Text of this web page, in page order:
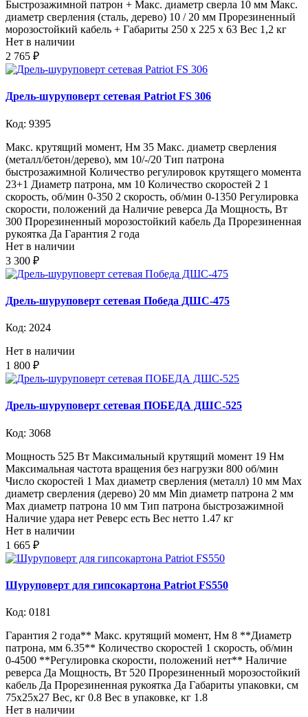
Быстрозажимной патрон + Макс. диаметр сверла 10 мм Макс.
диаметр сверления (сталь, дерево) 10 / 20 мм Прорезиненный
морозостойкий кабель + Габариты 250 x 225 x 63 Вес 1,2 кг
Нет в наличии
2 765 ₽
Дрель-шуруповерт сетевая Patriot FS 306
Код: 9395
Макс. крутящий момент, Нм 35 Макс. диаметр сверления
(металл/бетон/дерево), мм 10/-/20 Тип патрона
быстрозажимной Количество регулировок крутящего момента
23+1 Диаметр патрона, мм 10 Количество скоростей 2 1
скорость, об/мин 0-350 2 скорость, об/мин 0-1350 Регулировка
скорости, положений да Наличие реверса Да Мощность, Вт
300 Прорезиненный морозостойкий кабель Да Прорезиненная
рукоятка Да Гарантия 2 года
Нет в наличии
3 300 ₽
Дрель-шуруповерт сетевая Победа ДШС-475
Код: 2024
Нет в наличии
1 800 ₽
Дрель-шуруповерт сетевая ПОБЕДА ДШС-525
Код: 3068
Мощность 525 Вт Максимальный крутящий момент 19 Нм
Максимальная частота вращения без нагрузки 800 об/мин
Число скоростей 1 Max диаметр сверления (металл) 10 мм Max
диаметр сверления (дерево) 20 мм Min диаметр патрона 2 мм
Max диаметр патрона 10 мм Тип патрона быстрозажимной
Наличие удара нет Реверс есть Вес нетто 1.47 кг
Нет в наличии
1 665 ₽
Шуруповерт для гипсокартона Patriot FS550
Код: 0181
Гарантия 2 года** Макс. крутящий момент, Нм 8 **Диаметр
патрона, мм 6.35** Количество скоростей 1 скорость, об/мин
0-4500 **Регулировка скорости, положений нет** Наличие
реверса Да Мощность, Вт 520 Прорезиненный морозостойкий
кабель Да Прорезиненная рукоятка Да Габариты упаковки, cм
75х25х27 Вес, кг 0.8 Вес в упаковке, кг 1.8
Нет в наличии